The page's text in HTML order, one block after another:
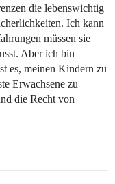
die lebenswichtig
Ich kann
müssen sie
Aber ich bin
es, meinen Kindern zu
Erwachsene zu
die Recht von